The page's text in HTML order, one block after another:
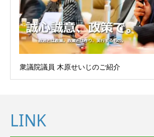
衆議院議員 木原せいじのご紹介
LINK